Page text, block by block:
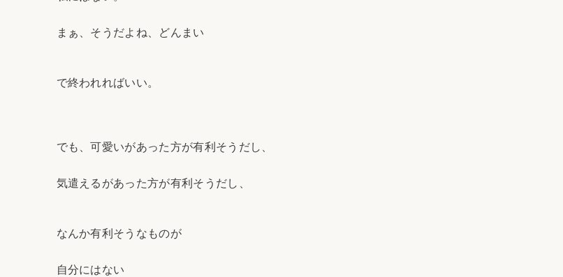
まぁ、そうだよね、どんまい
で終われればいい。
でも、可愛いがあった方が有利そうだし、
気遣えるがあった方が有利そうだし、
なんか有利そうなものが
自分にはない